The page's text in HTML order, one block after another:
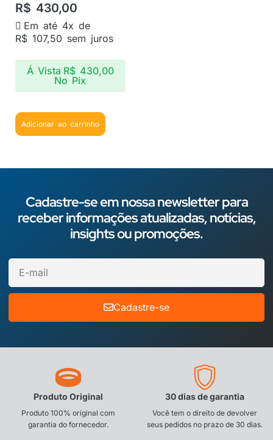
R$ 430,00
Em até 4x de
R$ 107,50 sem juros
Á Vista R$430,00
No Pix
Adicionar ao carrinho
Cadastre-se em nossa newsletter para
receber informações atualizadas, notícias,
insights ou promoções.
Cadastre-se
Produto Original
Produto 100% original com
garantia do fornecedor.
30 dias de garantia
Você tem o direito de devolver
seus pedidos no prazo de 30 dias.